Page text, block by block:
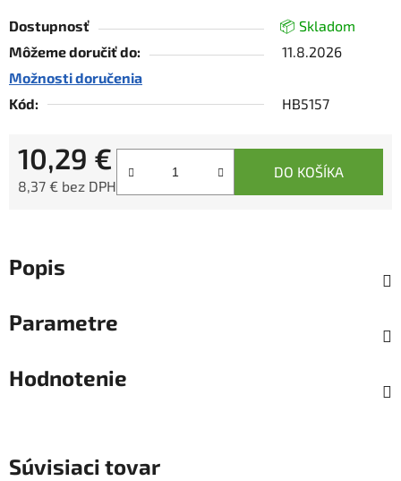
Dostupnosť
📦 Skladom
Môžeme doručiť do:
11.8.2026
Možnosti doručenia
Kód:
HB5157
10,29 €
8,37 € bez DPH
DO KOŠÍKA
Popis
Parametre
Hodnotenie
Súvisiaci tovar